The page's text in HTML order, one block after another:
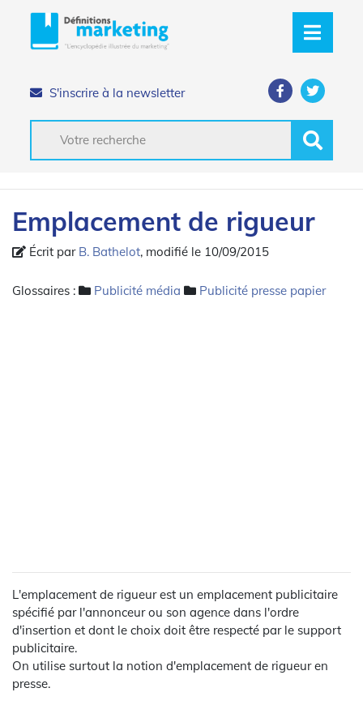
S'inscrire à la newsletter
Emplacement de rigueur
Écrit par B. Bathelot, modifié le 10/09/2015
Glossaires : Publicité média Publicité presse papier
L'emplacement de rigueur est un emplacement publicitaire
spécifié par l'annonceur ou son agence dans l'ordre
d'insertion et dont le choix doit être respecté par le support
publicitaire.
On utilise surtout la notion d'emplacement de rigueur en
presse.